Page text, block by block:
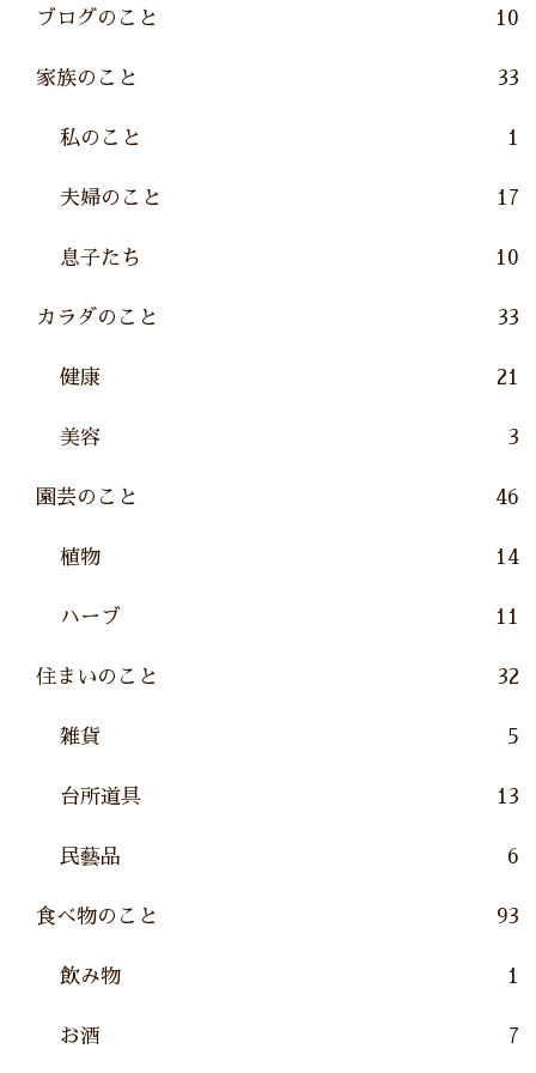
ブログのこと 10
家族のこと 33
私のこと 1
夫婦のこと 17
息子たち 10
カラダのこと 33
健康 21
美容 3
園芸のこと 46
植物 14
ハーブ 11
住まいのこと 32
雑貨 5
台所道具 13
民藝品 6
食べ物のこと 93
飲み物 1
お酒 7